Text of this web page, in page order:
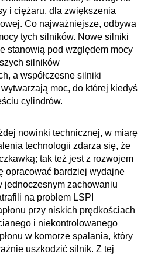
i ciężaru, dla zwiększenia
Co najważniejsze, odbywa
tych silników. Nowe silniki
stanowią pod względem mocy
silników
a współczesne silniki
moc, do której kiedyś
cylindrów.
nowinki technicznej, w miarę
technologii zdarza się, że
tak też jest z rozwojem
opracować bardziej wydajne
jednoczesnym zachowaniu
na problem LSPI
przy niskich prędkościach
i niekontrolowanego
w komorze spalania, który
uszkodzić silnik. Z tej